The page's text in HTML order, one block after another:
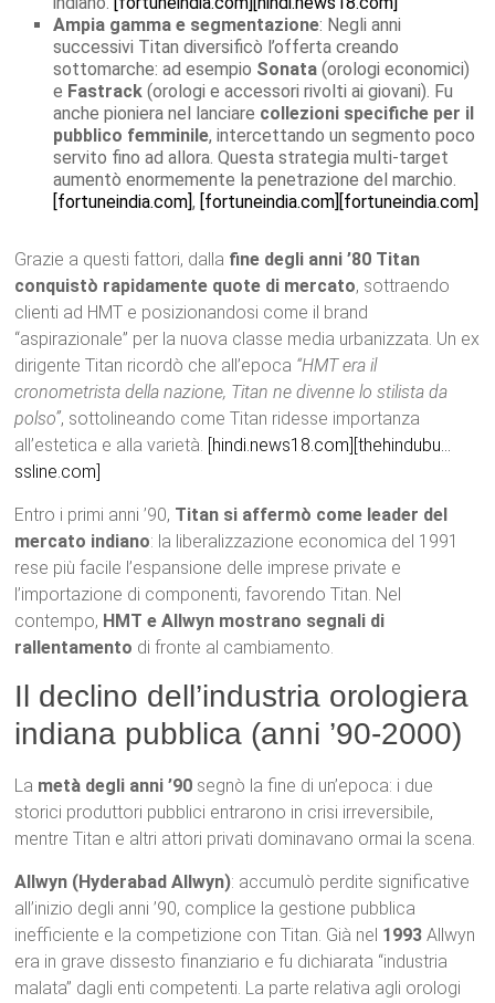
Ampia gamma e segmentazione: Negli anni
successivi Titan diversificò l’offerta creando
sottomarche: ad esempio Sonata (orologi economici)
e Fastrack (orologi e accessori rivolti ai giovani). Fu
anche pioniera nel lanciare collezioni specifiche per il
pubblico femminile, intercettando un segmento poco
servito fino ad allora. Questa strategia multi-target
aumentò enormemente la penetrazione del marchio.
[fortuneindia.com], [fortuneindia.com] [fortuneindia.com]
Grazie a questi fattori, dalla fine degli anni ’80 Titan
conquistò rapidamente quote di mercato, sottraendo
clienti ad HMT e posizionandosi come il brand
“aspirazionale” per la nuova classe media urbanizzata. Un ex
dirigente Titan ricordò che all’epoca “HMT era il
cronometrista della nazione, Titan ne divenne lo stilista da
polso”, sottolineando come Titan ridesse importanza
all’estetica e alla varietà. [hindi.news18.com] [thehindubu…
ssline.com]
Entro i primi anni ’90, Titan si affermò come leader del
mercato indiano: la liberalizzazione economica del 1991
rese più facile l’espansione delle imprese private e
l’importazione di componenti, favorendo Titan. Nel
contempo, HMT e Allwyn mostrano segnali di
rallentamento di fronte al cambiamento.
Il declino dell’industria orologiera
indiana pubblica (anni ’90-2000)
La metà degli anni ’90 segnò la fine di un’epoca: i due
storici produttori pubblici entrarono in crisi irreversibile,
mentre Titan e altri attori privati dominavano ormai la scena.
Allwyn (Hyderabad Allwyn): accumulò perdite significative
all’inizio degli anni ’90, complice la gestione pubblica
inefficiente e la competizione con Titan. Già nel 1993 Allwyn
era in grave dissesto finanziario e fu dichiarata “industria
malata” dagli enti competenti. La parte relativa agli orologi